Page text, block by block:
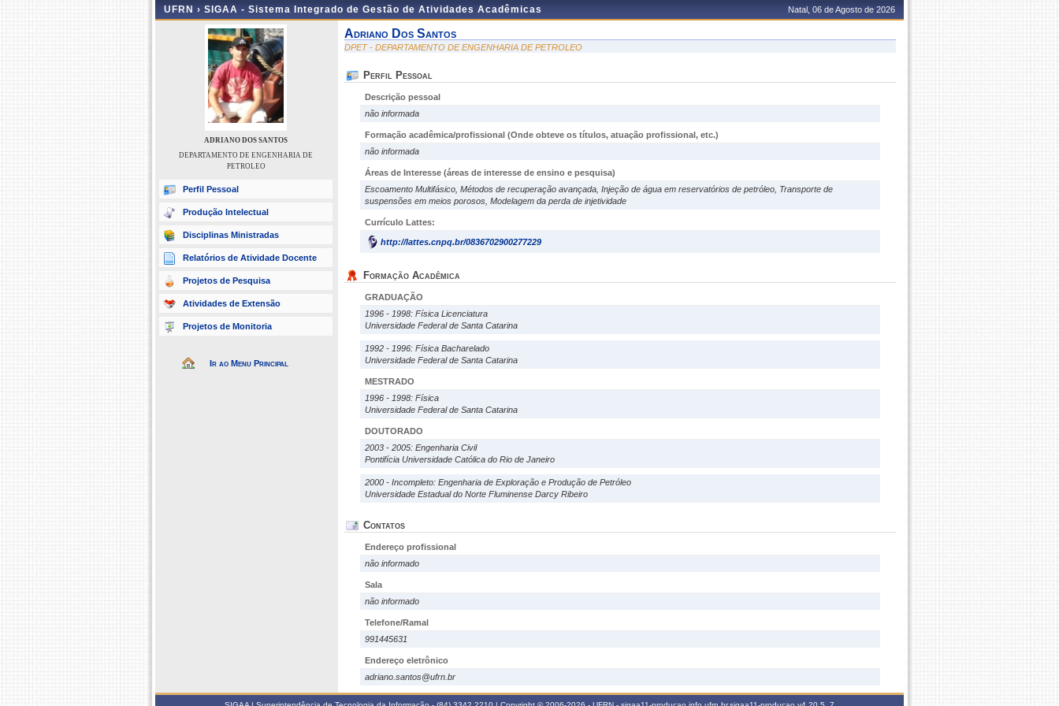
UFRN › SIGAA - Sistema Integrado de Gestão de Atividades Acadêmicas Natal, 06 de Agosto de 2026
ADRIANO DOS SANTOS
DEPARTAMENTO DE ENGENHARIA DE
PETROLEO
Perfil Pessoal
Produção Intelectual
Disciplinas Ministradas
Relatórios de Atividade Docente
Projetos de Pesquisa
Atividades de Extensão
Projetos de Monitoria
Ir ao Menu Principal
Adriano Dos Santos
DPET - DEPARTAMENTO DE ENGENHARIA DE PETROLEO
Perfil Pessoal
Descrição pessoal
não informada
Formação acadêmica/profissional (Onde obteve os títulos, atuação profissional, etc.)
não informada
Áreas de Interesse (áreas de interesse de ensino e pesquisa)
Escoamento Multifásico, Métodos de recuperação avançada, Injeção de água em reservatórios de petróleo, Transporte de
suspensões em meios porosos, Modelagem da perda de injetividade
Currículo Lattes:
http://lattes.cnpq.br/0836702900277229
Formação Acadêmica
GRADUAÇÃO
1996 - 1998: Física Licenciatura
Universidade Federal de Santa Catarina
1992 - 1996: Física Bacharelado
Universidade Federal de Santa Catarina
MESTRADO
1996 - 1998: Física
Universidade Federal de Santa Catarina
DOUTORADO
2003 - 2005: Engenharia Civil
Pontifícia Universidade Católica do Rio de Janeiro
2000 - Incompleto: Engenharia de Exploração e Produção de Petróleo
Universidade Estadual do Norte Fluminense Darcy Ribeiro
Contatos
Endereço profissional
não informado
Sala
não informado
Telefone/Ramal
991445631
Endereço eletrônico
adriano.santos@ufrn.br